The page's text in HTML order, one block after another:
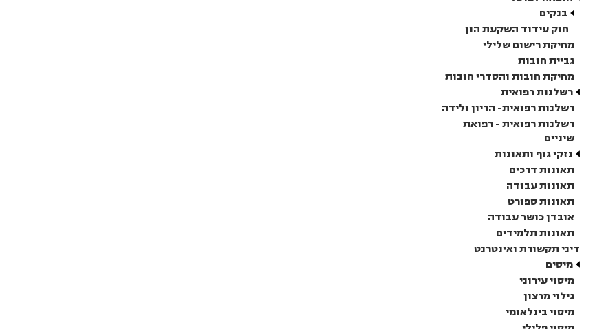
בנקים
חוק עידוד השקעת הון
מחיקת רישום שלילי
גביית חובות
מחיקת חובות והסדרי חובות
רשלנות רפואית
רשלנות רפואית- הריון ולידה
רשלנות רפואית - רפואת
שיניים
נזקי גוף ותאונות
תאונות דרכים
תאונות עבודה
תאונות ספורט
אובדן כושר עבודה
תאונות תלמידים
דיני תקשורת ואינטרנט
מיסים
מיסוי עירוני
גילוי מרצון
מיסוי בינלאומי